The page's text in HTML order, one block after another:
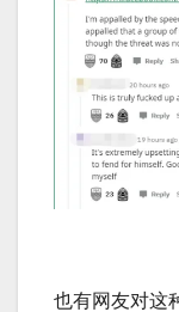
也有网友对这